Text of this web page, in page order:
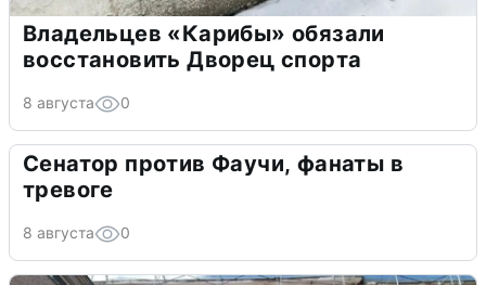
Владельцев «Карибы» обязали
восстановить Дворец спорта
8 августа 0
Сенатор против Фаучи, фанаты в
тревоге
8 августа 0